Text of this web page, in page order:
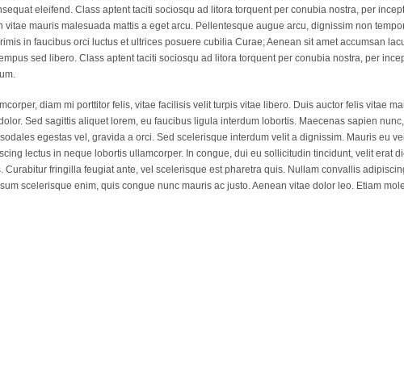
eleifend. Class aptent taciti sociosqu ad litora torquent per conubia nostra, per
mauris malesuada mattis a eget arcu. Pellentesque augue arcu, dignissim non
in faucibus orci luctus et ultrices posuere cubilia Curae; Aenean sit amet accumsan
sed libero. Class aptent taciti sociosqu ad litora torquent per conubia nostra, per
diam mi porttitor felis, vitae facilisis velit turpis vitae libero. Duis auctor felis vitae
Sed sagittis aliquet lorem, eu faucibus ligula interdum lobortis. Maecenas sapien
egestas vel, gravida a orci. Sed scelerisque interdum velit a dignissim. Mauris eu
lectus in neque lobortis ullamcorper. In congue, dui eu sollicitudin tincidunt, velit erat
Curabitur fringilla feugiat ante, vel scelerisque est pharetra quis. Nullam convallis
scelerisque enim, quis congue nunc mauris ac justo. Aenean vitae dolor leo. Etiam